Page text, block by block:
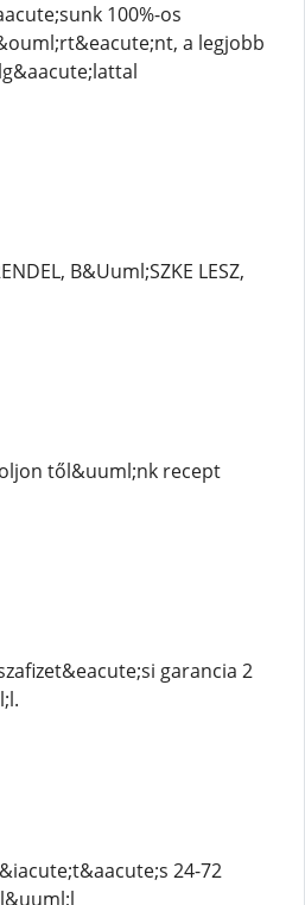
100%-os
a legjobb
B&Uuml;SZKE LESZ,
től&uuml;nk recept
garancia 2
24-72